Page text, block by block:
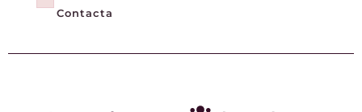
Contacta
Failed to initialize plugin: wplink